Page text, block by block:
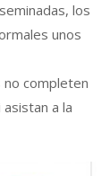
los
unos
no completen
a la